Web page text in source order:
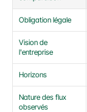
Obligation légale
Vision de
l'entreprise
Horizons
Nature des flux
observés